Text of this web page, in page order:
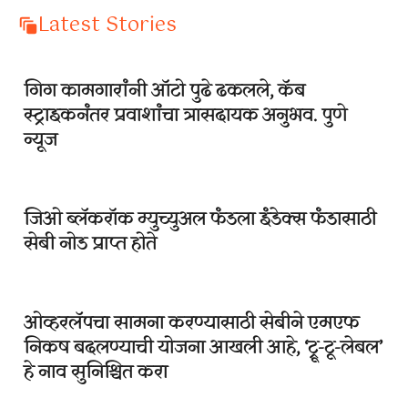
Latest Stories
गिग कामगारांनी ऑटो पुढे ढकलले, कॅब
स्ट्राइकनंतर प्रवाशांचा त्रासदायक अनुभव. पुणे
न्यूज
जिओ ब्लॅकरॉक म्युच्युअल फंडला इंडेक्स फंडासाठी
सेबी नोड प्राप्त होते
ओव्हरलॅपचा सामना करण्यासाठी सेबीने एमएफ
निकष बदलण्याची योजना आखली आहे, ‘ट्रू-टू-लेबल’
हे नाव सुनिश्चित करा